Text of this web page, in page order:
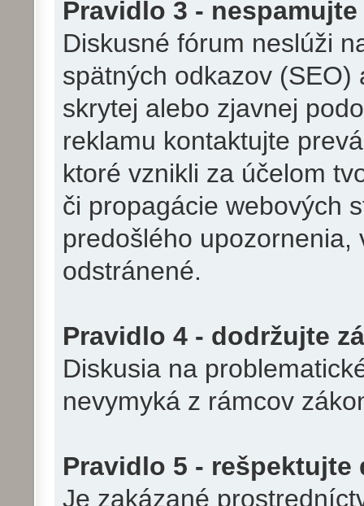
Pravidlo 3 - nespamujte
Diskusné fórum neslúži
spätných odkazov
skrytej alebo zjavnej
reklamu kontaktujte
ktoré vznikli za účelom
či propagácie webových
predošlého
odstránené.
Pravidlo 4 - dodržujte
Diskusia na
nevymyká z rámcov
Pravidlo 5 -
Je zakázané